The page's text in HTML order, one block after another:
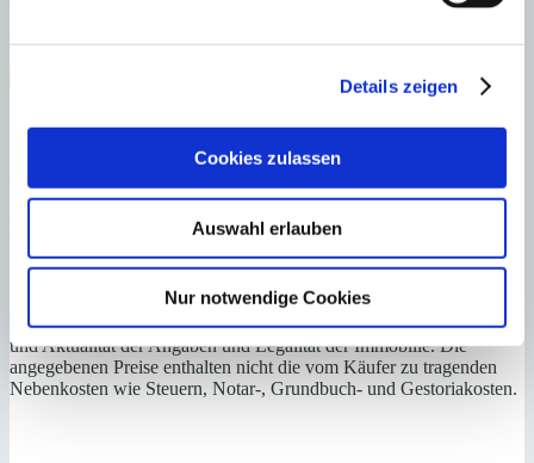
Details zeigen
Cookies zulassen
Auswahl erlauben
Nur notwendige Cookies
Zuständiges Büro
Haftungs- und Courtageklausel
Verkäufer/Auftraggeber zur Verfügung gestellt wurden. Minkner &
Partner übernimmt keinerlei Garantie für Vollständigkeit, Richtigkeit
und Aktualität der Angaben und Legalität der Immobilie. Die
angegebenen Preise enthalten nicht die vom Käufer zu tragenden
Nebenkosten wie Steuern, Notar-, Grundbuch- und Gestoriakosten.